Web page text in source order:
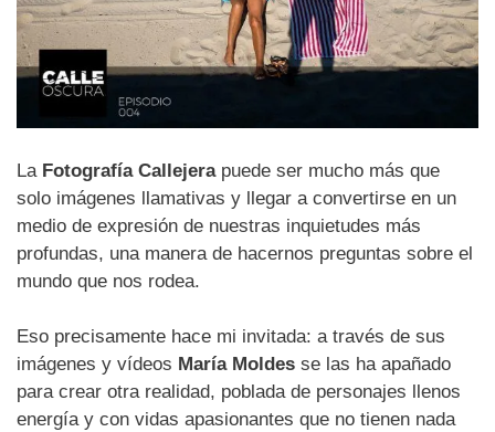
La Fotografía Callejerapuede ser mucho más que
solo imágenes llamativas y llegar a convertirse en un
medio de expresión de nuestras inquietudes más
profundas, una manera de hacernos preguntas sobre el
mundo que nos rodea.
Eso precisamente hace mi invitada: a través de sus
imágenes y vídeos María Moldes se las ha apañado
para crear otra realidad, poblada de personajes llenos
energía y con vidas apasionantes que no tienen nada